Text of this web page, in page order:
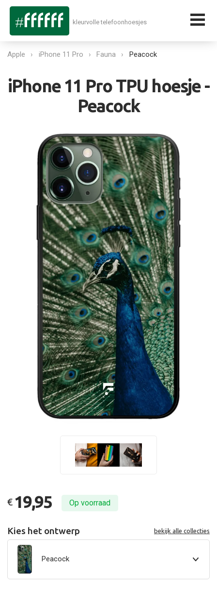
kleurvolle telefoonhoesjes
Apple iPhone 11 Pro Fauna Peacock
iPhone 11 Pro TPU hoesje -
Peacock
€ 19,95 Op voorraad
Kies het ontwerp bekijk alle collecties
Peacock